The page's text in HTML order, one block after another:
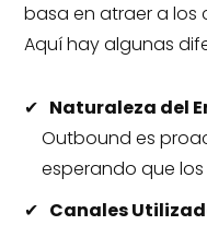
basa en atraer a los
Aquí hay algunas
Naturaleza del
Outbound es
esperando que
Canales